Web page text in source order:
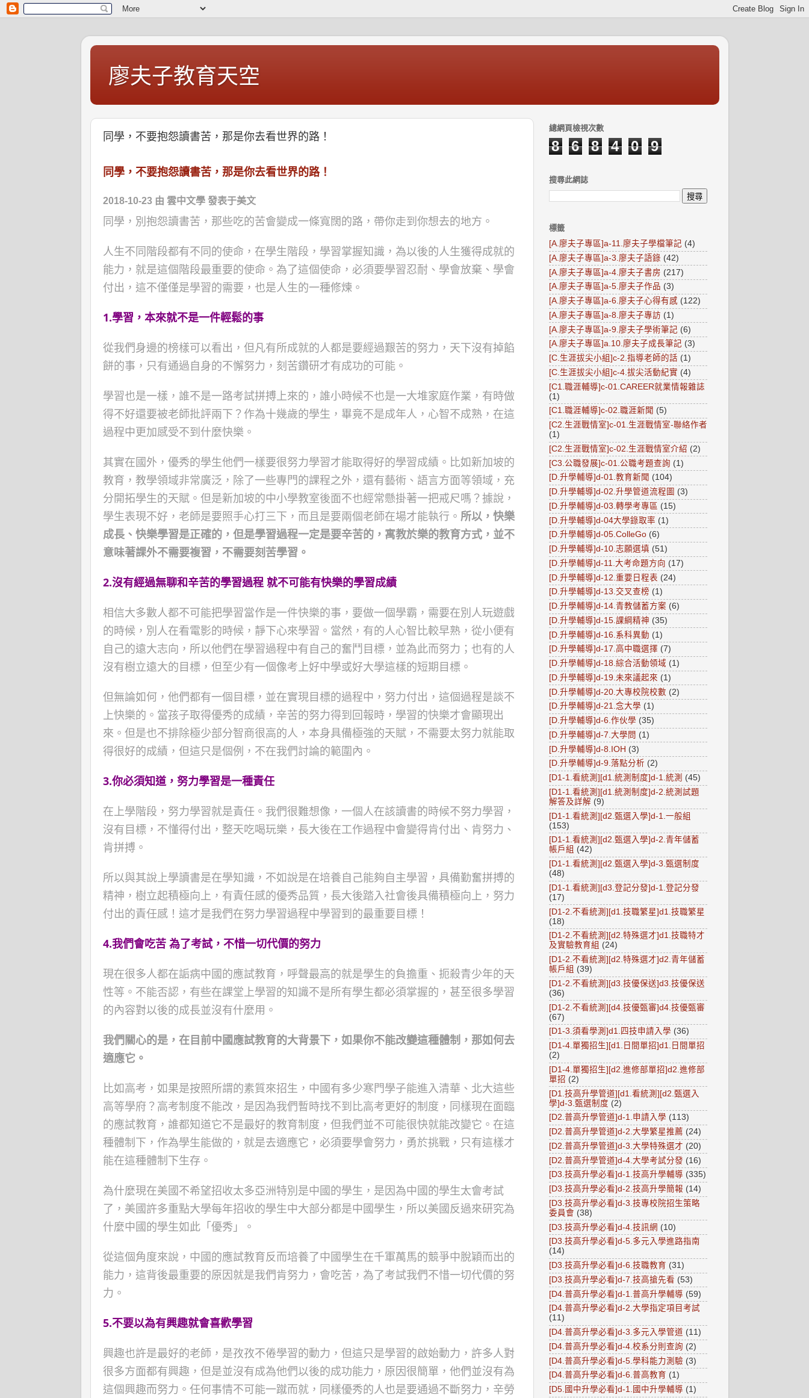
廖夫子教育天空
同學，不要抱怨讀書苦，那是你去看世界的路！
同學，不要抱怨讀書苦，那是你去看世界的路！
2018-10-23 由 雲中文學 發表于美文
同學，別抱怨讀書苦，那些吃的苦會變成一條寬闊的路，帶你走到你想去的地方。
人生不同階段都有不同的使命，在學生階段，學習掌握知識，為以後的人生獲得成就的
能力，就是這個階段最重要的使命。為了這個使命，必須要學習忍耐、學會放棄、學會
付出，這不僅僅是學習的需要，也是人生的一種修煉。
1.學習，本來就不是一件輕鬆的事
從我們身邊的榜樣可以看出，但凡有所成就的人都是要經過艱苦的努力，天下沒有掉餡
餅的事，只有通過自身的不懈努力，刻苦鑽研才有成功的可能。
學習也是一樣，誰不是一路考試拼搏上來的，誰小時候不也是一大堆家庭作業，有時做
得不好還要被老師批評兩下？作為十幾歲的學生，畢竟不是成年人，心智不成熟，在這
過程中更加感受不到什麼快樂。
其實在國外，優秀的學生他們一樣要很努力學習才能取得好的學習成績。比如新加坡的
教育，教學領域非常廣泛，除了一些專門的課程之外，還有藝術、語言方面等領域，充
分開拓學生的天賦。但是新加坡的中小學教室後面不也經常懸掛著一把戒尺嗎？據說，
學生表現不好，老師是要照手心打三下，而且是要兩個老師在場才能執行。 所以，快樂
成長、快樂學習是正確的，但是學習過程一定是要辛苦的，寓教於樂的教育方式，並不
意味著課外不需要複習，不需要刻苦學習。
2.沒有經過無聊和辛苦的學習過程 就不可能有快樂的學習成績
相信大多數人都不可能把學習當作是一件快樂的事，要做一個學霸，需要在別人玩遊戲
的時候，別人在看電影的時候，靜下心來學習。當然，有的人心智比較早熟，從小便有
自己的遠大志向，所以他們在學習過程中有自己的奮鬥目標，並為此而努力；也有的人
沒有樹立遠大的目標，但至少有一個像考上好中學或好大學這樣的短期目標。
但無論如何，他們都有一個目標，並在實現目標的過程中，努力付出，這個過程是談不
上快樂的。當孩子取得優秀的成績，辛苦的努力得到回報時，學習的快樂才會顯現出
來。但是也不排除極少部分智商很高的人，本身具備極強的天賦，不需要太努力就能取
得很好的成績，但這只是個例，不在我們討論的範圍內。
3.你必須知道，努力學習是一種責任
在上學階段，努力學習就是責任。我們很難想像，一個人在該讀書的時候不努力學習，
沒有目標，不懂得付出，整天吃喝玩樂，長大後在工作過程中會變得肯付出、肯努力、
肯拼搏。
所以與其說上學讀書是在學知識，不如說是在培養自己能夠自主學習，具備勤奮拼搏的
精神，樹立起積極向上，有責任感的優秀品質，長大後踏入社會後具備積極向上，努力
付出的責任感！這才是我們在努力學習過程中學習到的最重要目標！
4.我們會吃苦 為了考試，不惜一切代價的努力
現在很多人都在詬病中國的應試教育，呼聲最高的就是學生的負擔重、扼殺青少年的天
性等。不能否認，有些在課堂上學習的知識不是所有學生都必須掌握的，甚至很多學習
的內容對以後的成長並沒有什麼用。
我們關心的是，在目前中國應試教育的大背景下，如果你不能改變這種體制，那如何去
適應它。
比如高考，如果是按照所謂的素質來招生，中國有多少寒門學子能進入清華、北大這些
高等學府？高考制度不能改，是因為我們暫時找不到比高考更好的制度，同樣現在面臨
的應試教育，誰都知道它不是最好的教育制度，但我們並不可能很快就能改變它。在這
種體制下，作為學生能做的，就是去適應它，必須要學會努力，勇於挑戰，只有這樣才
能在這種體制下生存。
為什麼現在美國不希望招收太多亞洲特別是中國的學生，是因為中國的學生太會考試
了，美國許多重點大學每年招收的學生中大部分都是中國學生，所以美國反過來研究為
什麼中國的學生如此「優秀」。
從這個角度來說，中國的應試教育反而培養了中國學生在千軍萬馬的競爭中脫穎而出的
能力，這背後最重要的原因就是我們肯努力，會吃苦，為了考試我們不惜一切代價的努
力。
5.不要以為有興趣就會喜歡學習
興趣也許是最好的老師，是孜孜不倦學習的動力，但這只是學習的啟始動力，許多人對
很多方面都有興趣，但是並沒有成為他們以後的成功能力，原因很簡單，他們並沒有為
這個興趣而努力。任何事情不可能一蹴而就，同樣優秀的人也是要通過不斷努力，辛勞
總網頁檢視次數
8 6 8 4 0 9
搜尋此網誌
標籤
[A.廖夫子專區]a-11.廖夫子學檔筆記 (4)
[A.廖夫子專區]a-3.廖夫子語錄 (42)
[A.廖夫子專區]a-4.廖夫子書房 (217)
[A.廖夫子專區]a-5.廖夫子作品 (3)
[A.廖夫子專區]a-6.廖夫子心得有感 (122)
[A.廖夫子專區]a-8.廖夫子專訪 (1)
[A.廖夫子專區]a-9.廖夫子學術筆記 (6)
[A.廖夫子專區]a.10.廖夫子成長筆記 (3)
[C.生涯拔尖小組]c-2.指導老師的話 (1)
[C.生涯拔尖小組]c-4.拔尖活動紀實 (4)
[C1.職涯輔導]c-01.CAREER就業情報雜誌
(1)
[C1.職涯輔導]c-02.職涯新聞 (5)
[C2.生涯戰情室]c-01.生涯戰情室-聯絡作者
(1)
[C2.生涯戰情室]c-02.生涯戰情室介紹 (2)
[C3.公職發展]c-01.公職考題查詢 (1)
[D.升學輔導]d-01.教育新聞 (104)
[D.升學輔導]d-02.升學管道流程圖 (3)
[D.升學輔導]d-03.轉學考專區 (15)
[D.升學輔導]d-04大學錄取率 (1)
[D.升學輔導]d-05.ColleGo (6)
[D.升學輔導]d-10.志願選填 (51)
[D.升學輔導]d-11.大考命題方向 (17)
[D.升學輔導]d-12.重要日程表 (24)
[D.升學輔導]d-13.交叉查榜 (1)
[D.升學輔導]d-14.青教儲蓄方案 (6)
[D.升學輔導]d-15.課綱精神 (35)
[D.升學輔導]d-16.系科異動 (1)
[D.升學輔導]d-17.高中職選擇 (7)
[D.升學輔導]d-18.綜合活動領域 (1)
[D.升學輔導]d-19.未來議起來 (1)
[D.升學輔導]d-20.大專校院校數 (2)
[D.升學輔導]d-21.念大學 (1)
[D.升學輔導]d-6.作伙學 (35)
[D.升學輔導]d-7.大學問 (1)
[D.升學輔導]d-8.IOH (3)
[D.升學輔導]d-9.落點分析 (2)
[D1-1.看統測][d1.統測制度]d-1.統測 (45)
[D1-1.看統測][d1.統測制度]d-2.統測試題
解答及詳解 (9)
[D1-1.看統測][d2.甄選入學]d-1.一般組
(153)
[D1-1.看統測][d2.甄選入學]d-2.青年儲蓄
帳戶組 (42)
[D1-1.看統測][d2.甄選入學]d-3.甄選制度
(48)
[D1-1.看統測][d3.登記分發]d-1.登記分發
(17)
[D1-2.不看統測][d1.技職繁星]d1.技職繁星
(18)
[D1-2.不看統測][d2.特殊選才]d1.技職特才
及實驗教育組 (24)
[D1-2.不看統測][d2.特殊選才]d2.青年儲蓄
帳戶組 (39)
[D1-2.不看統測][d3.技優保送]d3.技優保送
(36)
[D1-2.不看統測][d4.技優甄審]d4.技優甄審
(67)
[D1-3.須看學測]d1.四技申請入學 (36)
[D1-4.單獨招生][d1.日間單招]d1.日間單招
(2)
[D1-4.單獨招生][d2.進修部單招]d2.進修部
單招 (2)
[D1.技高升學管道][d1.看統測][d2.甄選入
學]d-3.甄選制度 (2)
[D2.普高升學管道]d-1.申請入學 (113)
[D2.普高升學管道]d-2.大學繁星推薦 (24)
[D2.普高升學管道]d-3.大學特殊選才 (20)
[D2.普高升學管道]d-4.大學考試分發 (16)
[D3.技高升學必看]d-1.技高升學輔導 (335)
[D3.技高升學必看]d-2.技高升學簡報 (14)
[D3.技高升學必看]d-3.技專校院招生策略
委員會 (38)
[D3.技高升學必看]d-4.技訊網 (10)
[D3.技高升學必看]d-5.多元入學進路指南
(14)
[D3.技高升學必看]d-6.技職教育 (31)
[D3.技高升學必看]d-7.技高搶先看 (53)
[D4.普高升學必看]d-1.普高升學輔導 (59)
[D4.普高升學必看]d-2.大學指定項目考試
(11)
[D4.普高升學必看]d-3.多元入學管道 (11)
[D4.普高升學必看]d-4.校系分則查詢 (2)
[D4.普高升學必看]d-5.學科能力測驗 (3)
[D4.普高升學必看]d-6.普高教育 (1)
[D5.國中升學必看]d-1.國中升學輔導 (1)